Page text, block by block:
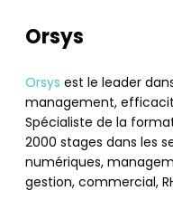
Orsys
Orsys est le leader
management,
Spécialiste de la
2000 stages dans les
numériques,
gestion, commercial,